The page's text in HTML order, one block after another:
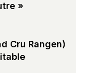
»
Cru Rangen)